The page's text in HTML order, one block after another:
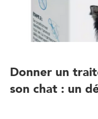
Donner un
son chat : un